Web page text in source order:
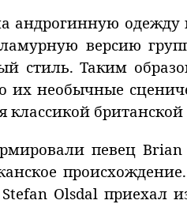
андрогинную
версию
стиль. Таким
их необычные
классикой
певец
Olsdal